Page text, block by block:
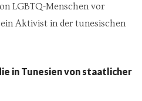
LGBTQ-Menschen vor
Aktivist in der tunesischen
in Tunesien von staatlicher